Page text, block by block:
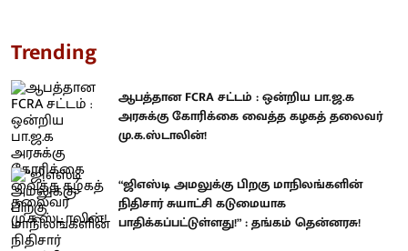
Trending
ஆபத்தான FCRA சட்டம் : ஒன்றிய பா.ஜ.க
அரசுக்கு கோரிக்கை வைத்த கழகத் தலைவர்
மு.க.ஸ்டாலின்!
“ஜிஎஸ்டி அமலுக்கு பிறகு மாநிலங்களின்
நிதிசார் சுயாட்சி கடுமையாக
பாதிக்கப்பட்டுள்ளது!” : தங்கம் தென்னரசு!